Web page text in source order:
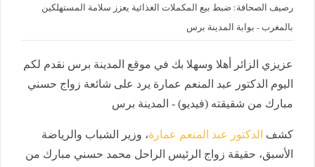
رصيف الصحافة: ضبط بيع المكملات الغذائية يعزز سلامة المستهلكين
بالمغرب - بوابة المدينة برس
عزيزي الزائر أهلا وسهلا بك في موقع المدينة برس نقدم لكم
اليوم الدكتور عبد المنعم عمارة يرد على شائعة زواج حسني
مبارك من شقيقته (فيديو) - المدينة برس
كشف الدكتور عبد المنعم عمارة، وزير الشباب والرياضة
الأسبق، حقيقة زواج الرئيس الراحل محمد حسني مبارك من